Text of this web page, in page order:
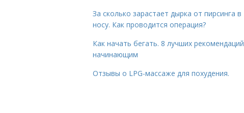
За сколько зарастает дырка от пирсинга в
носу. Как проводится операция?
Как начать бегать. 8 лучших рекомендаций
начинающим
Отзывы о LPG-массаже для похудения.